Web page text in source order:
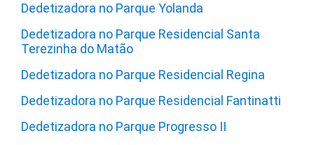
Dedetizadora no Parque Yolanda
Dedetizadora no Parque Residencial Santa
Terezinha do Matão
Dedetizadora no Parque Residencial Regina
Dedetizadora no Parque Residencial Fantinatti
Dedetizadora no Parque Progresso II